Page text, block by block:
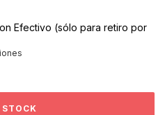
Efectivo (sólo para retiro por